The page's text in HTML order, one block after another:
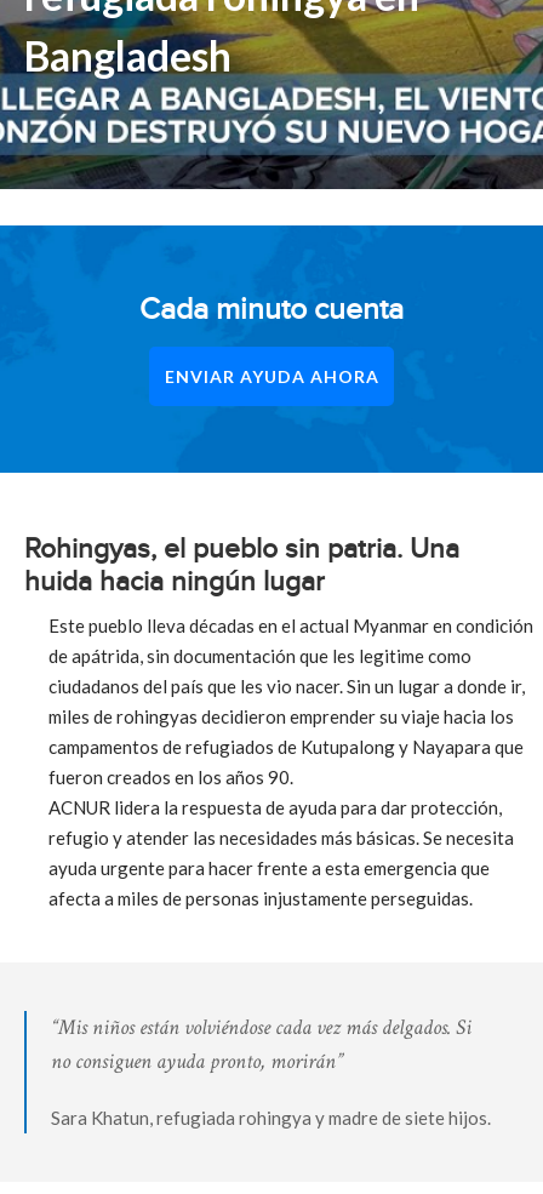
Bangladesh
Cada minuto cuenta
ENVIAR AYUDA AHORA
Rohingyas, el pueblo sin patria. Una
huida hacia ningún lugar
Este pueblo lleva décadas en el actual Myanmar en condición
de apátrida, sin documentación que les legitime como
ciudadanos del país que les vio nacer. Sin un lugar a donde ir,
miles de rohingyas decidieron emprender su viaje hacia los
campamentos de refugiados de Kutupalong y Nayapara que
fueron creados en los años 90.
ACNUR lidera la respuesta de ayuda para dar protección,
refugio y atender las necesidades más básicas. Se necesita
ayuda urgente para hacer frente a esta emergencia que
afecta a miles de personas injustamente perseguidas.
“Mis niños están volviéndose cada vez más delgados. Si
no consiguen ayuda pronto, morirán”
Sara Khatun, refugiada rohingya y madre de siete hijos.